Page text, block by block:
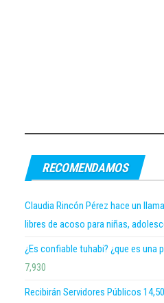
RECOMENDAMOS
Claudia Rincón Pérez hace un
libres de acoso para niñas,
¿Es confiable tuhabi? ¿que es
7,930
Recibirán Servidores Públicos